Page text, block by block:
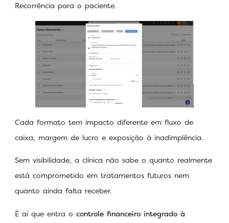
Recorrência para o paciente.
Cada formato tem impacto diferente em fluxo de
caixa, margem de lucro e exposição à inadimplência.
Sem visibilidade, a clínica não sabe o quanto realmente
está comprometido em tratamentos futuros nem
quanto ainda falta receber.
É aí que entra o controle financeiro integrado à